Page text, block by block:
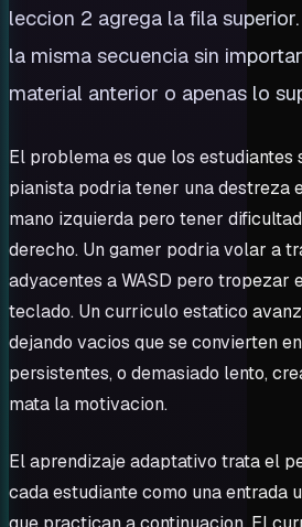
leccion 2 agrega la fila
la misma secuencia sin
material anterior o apenas lo
El problema es que los estudiantes
pianista podria tener una destreza
mano izquierda pero tener
derecho. Un gamer podria volar a
adyacentes a WASD pero tropezar
teclado. Un curriculo estatico
dejando vacios que se convierten
persistentes, o demasiado lento,
mata la motivacion.
El aprendizaje adaptativo trata el
cada estudiante como una entrada